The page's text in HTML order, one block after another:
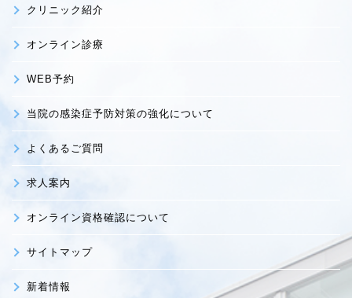
クリニック紹介
オンライン診療
WEB予約
当院の感染症予防対策の強化について
よくあるご質問
求人案内
オンライン資格確認について
サイトマップ
新着情報